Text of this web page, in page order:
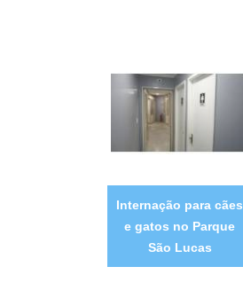
Internação para cães
e gatos no Parque
São Lucas